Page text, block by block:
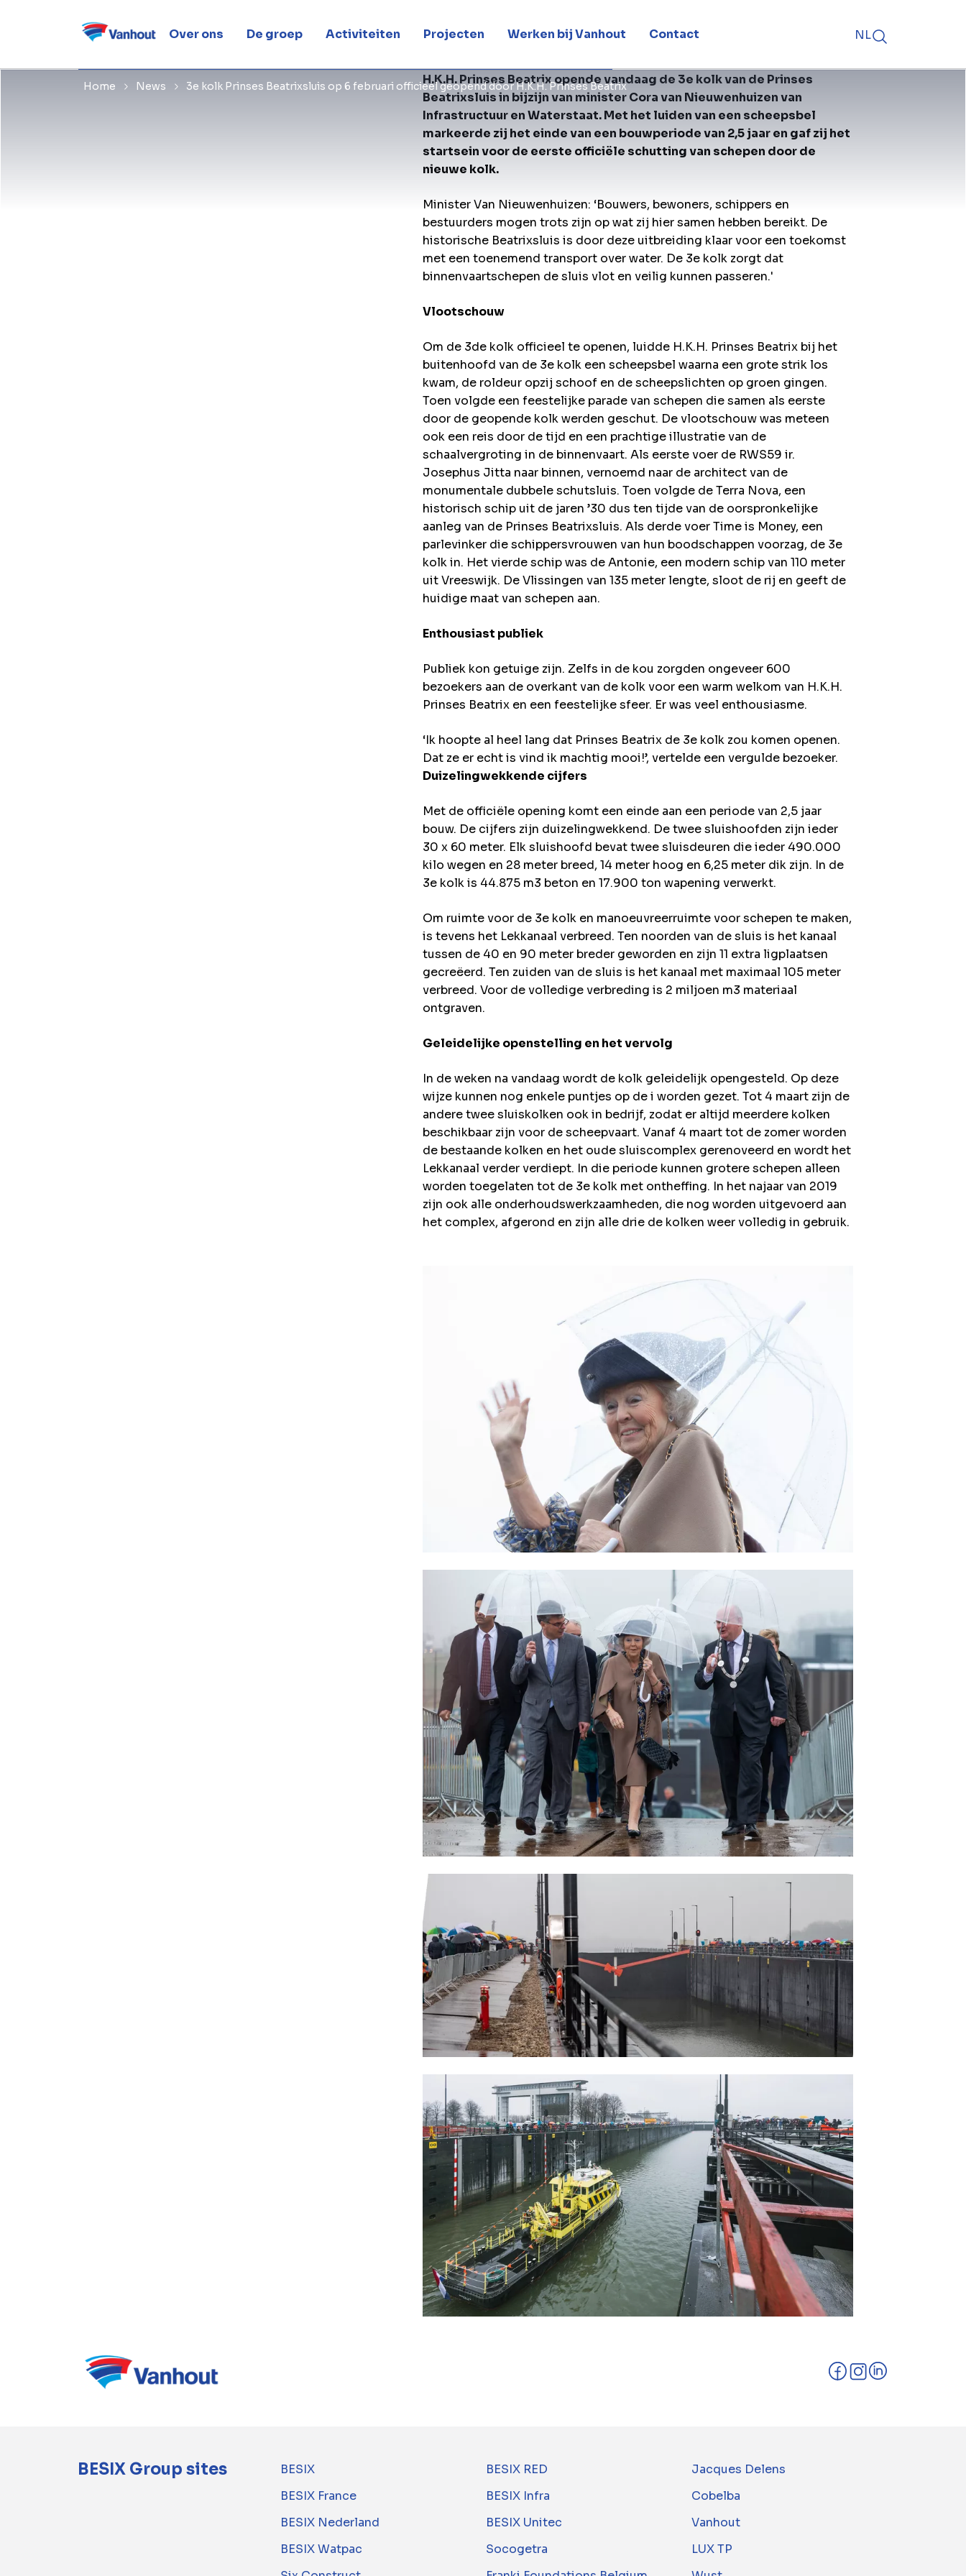
Over ons De groep Activiteiten Projecten Werken bij Vanhout Contact NL
Home News 3e kolk Prinses Beatrixsluis op 6 februari officieel geopend door H.K.H. Prinses Beatrix
Prinses Beatrix
H.K.H. Prinses Beatrix opende vandaag de 3e kolk van de Prinses
Beatrixsluis in bijzijn van minister Cora van Nieuwenhuizen van
Infrastructuur en Waterstaat. Met het luiden van een scheepsbel
markeerde zij het einde van een bouwperiode van 2,5 jaar en gaf zij het
startsein voor de eerste officiële schutting van schepen door de
nieuwe kolk.
Minister Van Nieuwenhuizen: ‘Bouwers, bewoners, schippers en
bestuurders mogen trots zijn op wat zij hier samen hebben bereikt. De
historische Beatrixsluis is door deze uitbreiding klaar voor een toekomst
met een toenemend transport over water. De 3e kolk zorgt dat
binnenvaartschepen de sluis vlot en veilig kunnen passeren.'
Vlootschouw
Om de 3de kolk officieel te openen, luidde H.K.H. Prinses Beatrix bij het
buitenhoofd van de 3e kolk een scheepsbel waarna een grote strik los
kwam, de roldeur opzij schoof en de scheepslichten op groen gingen.
Toen volgde een feestelijke parade van schepen die samen als eerste
door de geopende kolk werden geschut. De vlootschouw was meteen
ook een reis door de tijd en een prachtige illustratie van de
schaalvergroting in de binnenvaart. Als eerste voer de RWS59 ir.
Josephus Jitta naar binnen, vernoemd naar de architect van de
monumentale dubbele schutsluis. Toen volgde de Terra Nova, een
historisch schip uit de jaren ’30 dus ten tijde van de oorspronkelijke
aanleg van de Prinses Beatrixsluis. Als derde voer Time is Money, een
parlevinker die schippersvrouwen van hun boodschappen voorzag, de 3e
kolk in. Het vierde schip was de Antonie, een modern schip van 110 meter
uit Vreeswijk. De Vlissingen van 135 meter lengte, sloot de rij en geeft de
huidige maat van schepen aan.
Enthousiast publiek
Publiek kon getuige zijn. Zelfs in de kou zorgden ongeveer 600
bezoekers aan de overkant van de kolk voor een warm welkom van H.K.H.
Prinses Beatrix en een feestelijke sfeer. Er was veel enthousiasme.
‘Ik hoopte al heel lang dat Prinses Beatrix de 3e kolk zou komen openen.
Dat ze er echt is vind ik machtig mooi!’, vertelde een vergulde bezoeker.
Duizelingwekkende cijfers
Met de officiële opening komt een einde aan een periode van 2,5 jaar
bouw. De cijfers zijn duizelingwekkend. De twee sluishoofden zijn ieder
30 x 60 meter. Elk sluishoofd bevat twee sluisdeuren die ieder 490.000
kilo wegen en 28 meter breed, 14 meter hoog en 6,25 meter dik zijn. In de
3e kolk is 44.875 m3 beton en 17.900 ton wapening verwerkt.
Om ruimte voor de 3e kolk en manoeuvreerruimte voor schepen te maken,
is tevens het Lekkanaal verbreed. Ten noorden van de sluis is het kanaal
tussen de 40 en 90 meter breder geworden en zijn 11 extra ligplaatsen
gecreëerd. Ten zuiden van de sluis is het kanaal met maximaal 105 meter
verbreed. Voor de volledige verbreding is 2 miljoen m3 materiaal
ontgraven.
Geleidelijke openstelling en het vervolg
In de weken na vandaag wordt de kolk geleidelijk opengesteld. Op deze
wijze kunnen nog enkele puntjes op de i worden gezet. Tot 4 maart zijn de
andere twee sluiskolken ook in bedrijf, zodat er altijd meerdere kolken
beschikbaar zijn voor de scheepvaart. Vanaf 4 maart tot de zomer worden
de bestaande kolken en het oude sluiscomplex gerenoveerd en wordt het
Lekkanaal verder verdiept. In die periode kunnen grotere schepen alleen
worden toegelaten tot de 3e kolk met ontheffing. In het najaar van 2019
zijn ook alle onderhoudswerkzaamheden, die nog worden uitgevoerd aan
het complex, afgerond en zijn alle drie de kolken weer volledig in gebruik.
BESIX Group sites BESIX BESIX RED
Jacques Delens
BESIX France
BESIX Infra
Cobelba
BESIX Nederland
BESIX Unitec
Vanhout
BESIX Watpac
Socogetra
LUX TP